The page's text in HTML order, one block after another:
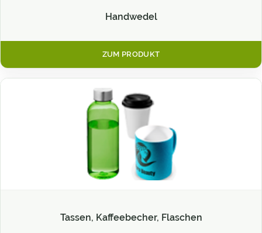
Handwedel
ZUM PRODUKT
Tassen, Kaffeebecher, Flaschen